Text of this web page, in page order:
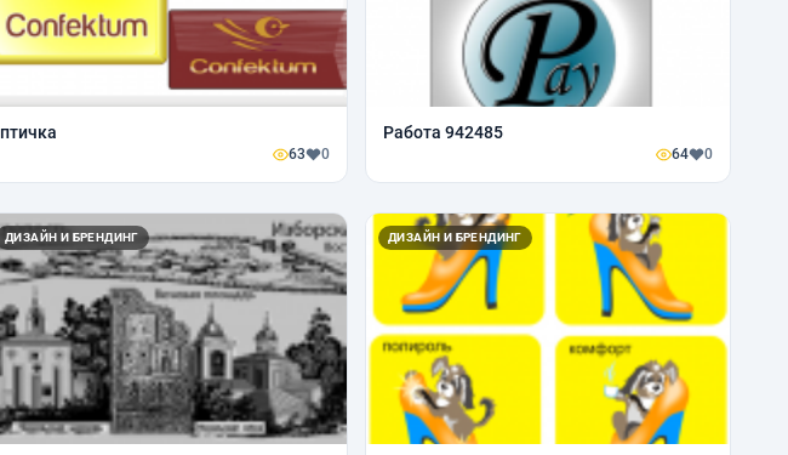
птичка
63 0
Работа 942485
64 0
ДИЗАЙН И БРЕНДИНГ ДИЗАЙН И БРЕНДИНГ